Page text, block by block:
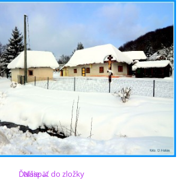
Ďalšie →
Naspäť do zložky